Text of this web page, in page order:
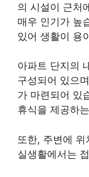
의 시설이 근처
매우 인기가 높
있어 생활이 용
아파트 단지의
구성되어 있으
가 마련되어 있
휴식을 제공하
또한, 주변에 위
실생활에서는